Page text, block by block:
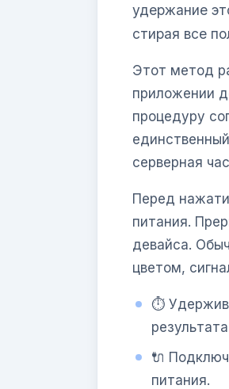
удержание
стирая все
Этот метод
приложении
процедуру
серверная
Перед
питания.
девайса.
цветом,
⏱️
🔌
питания.